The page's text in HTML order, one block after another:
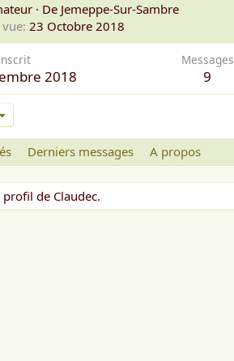
· De Jemeppe-Sur-Sambre
23 Octobre 2018
2018
Messages
9
Derniers messages A propos
de Claudec.